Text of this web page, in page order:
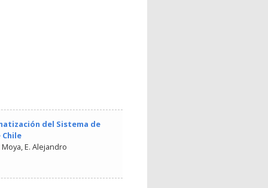
del Sistema de
E. Alejandro